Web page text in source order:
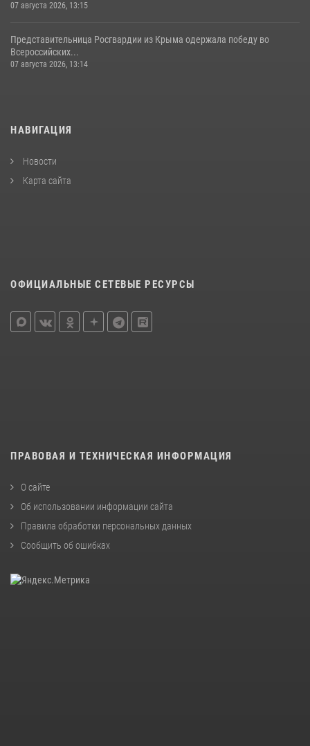
07 августа 2026, 13:15
Представительница Росгвардии из Крыма одержала победу во
Всероссийских...
07 августа 2026, 13:14
НАВИГАЦИЯ
Новости
Карта сайта
ОФИЦИАЛЬНЫЕ СЕТЕВЫЕ РЕСУРСЫ
ПРАВОВАЯ И ТЕХНИЧЕСКАЯ ИНФОРМАЦИЯ
О сайте
Об использовании информации сайта
Правила обработки персональных данных
Сообщить об ошибках